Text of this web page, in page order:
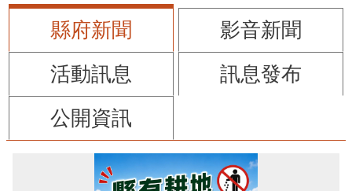
縣府新聞
影音新聞
活動訊息
訊息發布
公開資訊